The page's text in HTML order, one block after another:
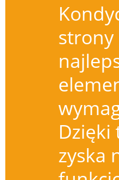
strony
zyska